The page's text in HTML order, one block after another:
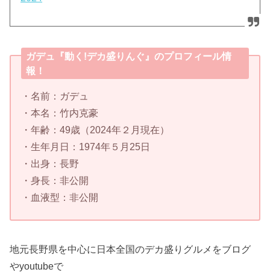
ガデュ『動く!デカ盛りんぐ』のプロフィール情
報！
・名前：ガデュ
・本名：竹内克豪
・年齢：49歳（2024年２月現在）
・生年月日：1974年５月25日
・出身：長野
・身長：非公開
・血液型：非公開
地元長野県を中心に日本全国のデカ盛りグルメをブログ
やyoutubeで